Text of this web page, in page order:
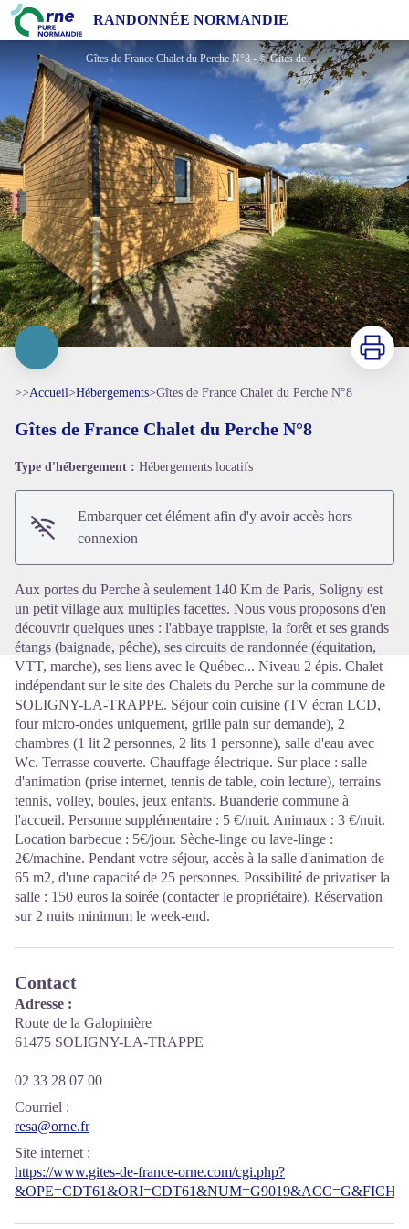
RANDONNÉE NORMANDIE
Gîtes de France Chalet du Perche N°8
Gîtes de France Chalet du Perche N°8 - © Gites de France Orne
Voir l'image en plein écran
Imprimer
>>Accueil>Hébergements>Gîtes de France Chalet du Perche N°8
Gîtes de France Chalet du Perche N°8
Type d'hébergement : Hébergements locatifs
Embarquer cet élément afin d'y avoir accès hors
connexion
Aux portes du Perche à seulement 140 Km de Paris, Soligny est
un petit village aux multiples facettes. Nous vous proposons d'en
découvrir quelques unes : l'abbaye trappiste, la forêt et ses grands
étangs (baignade, pêche), ses circuits de randonnée (équitation,
VTT, marche), ses liens avec le Québec... Niveau 2 épis. Chalet
indépendant sur le site des Chalets du Perche sur la commune de
SOLIGNY-LA-TRAPPE. Séjour coin cuisine (TV écran LCD,
four micro-ondes uniquement, grille pain sur demande), 2
chambres (1 lit 2 personnes, 2 lits 1 personne), salle d'eau avec
Wc. Terrasse couverte. Chauffage électrique. Sur place : salle
d'animation (prise internet, tennis de table, coin lecture), terrains
tennis, volley, boules, jeux enfants. Buanderie commune à
l'accueil. Personne supplémentaire : 5 €/nuit. Animaux : 3 €/nuit.
Location barbecue : 5€/jour. Sèche-linge ou lave-linge :
2€/machine. Pendant votre séjour, accès à la salle d'animation de
65 m2, d'une capacité de 25 personnes. Possibilité de privatiser la
salle : 150 euros la soirée (contacter le propriétaire). Réservation
sur 2 nuits minimum le week-end.
Contact
Adresse :
Route de la Galopinière
61475 SOLIGNY-LA-TRAPPE
02 33 28 07 00
Courriel :
resa@orne.fr
Site internet :
https://www.gites-de-france-orne.com/cgi.php?